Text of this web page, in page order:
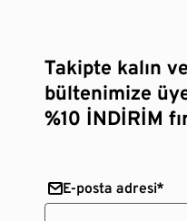
Takipte kalın
bültenimize
%10 İNDİRİM
E-posta adresi*